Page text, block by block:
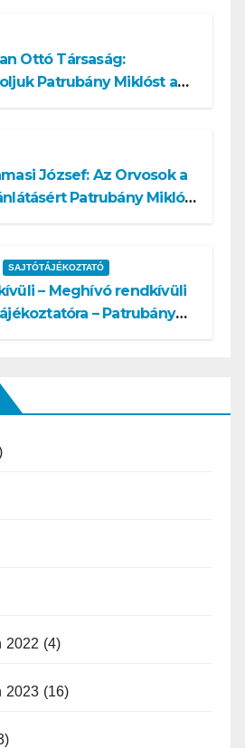
Ottó Társaság:
Patrubány Miklóst a
József: Az Orvosok a
Patrubány Miklóst
SAJTÓTÁJÉKOZTATÓ
– Meghívó rendkívüli
– Patrubány
2022 (4)
2023 (16)